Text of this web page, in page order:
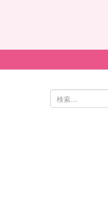
検
索: